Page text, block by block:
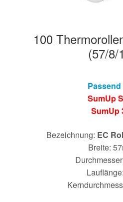
100
(57/8/
SumUp
SumUp
Bezeichnung: EC
Breite: